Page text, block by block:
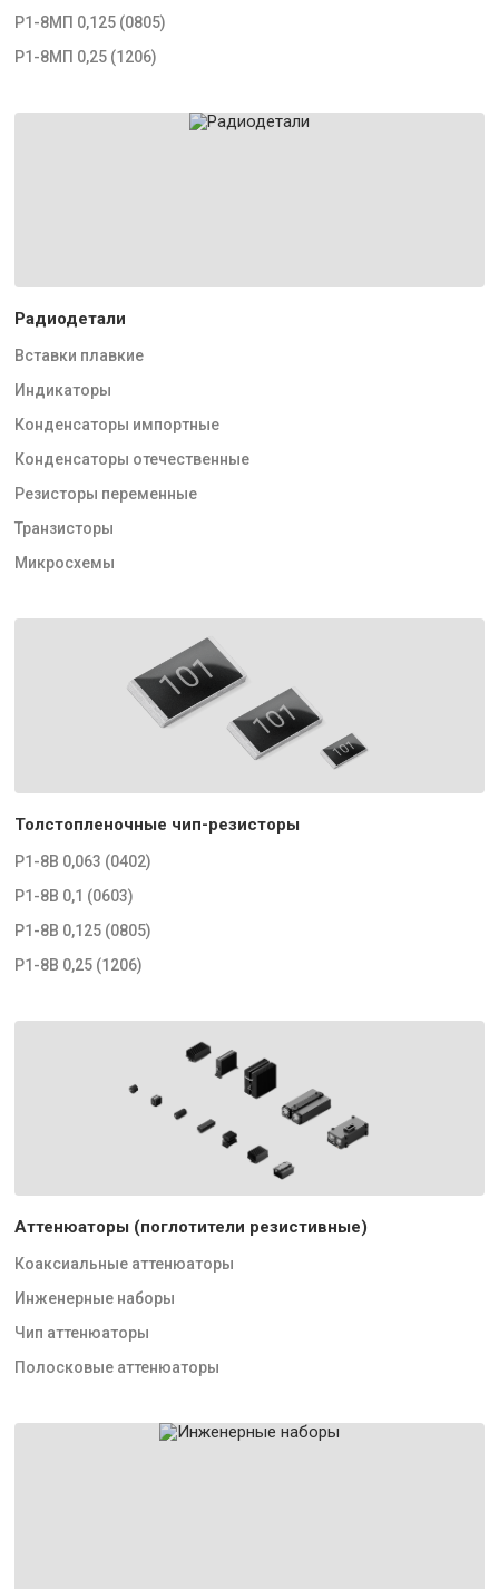
Р1-8МП 0,125 (0805)
Р1-8МП 0,25 (1206)
Радиодетали
Вставки плавкие
Индикаторы
Конденсаторы импортные
Конденсаторы отечественные
Резисторы переменные
Транзисторы
Микросхемы
Толстопленочные чип-резисторы
Р1-8В 0,063 (0402)
Р1-8В 0,1 (0603)
Р1-8В 0,125 (0805)
Р1-8В 0,25 (1206)
Аттенюаторы (поглотители резистивные)
Коаксиальные аттенюаторы
Инженерные наборы
Чип аттенюаторы
Полосковые аттенюаторы